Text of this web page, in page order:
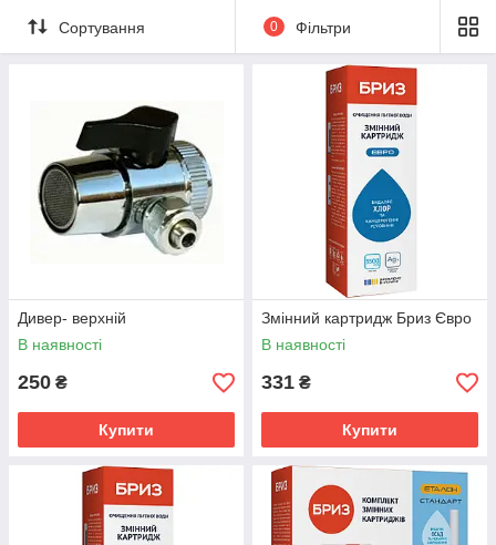
Сортування 0 Фільтри
Дивер- верхній
В наявності
250 ₴
Купити
Змінний картридж Бриз Євро
В наявності
331 ₴
Купити